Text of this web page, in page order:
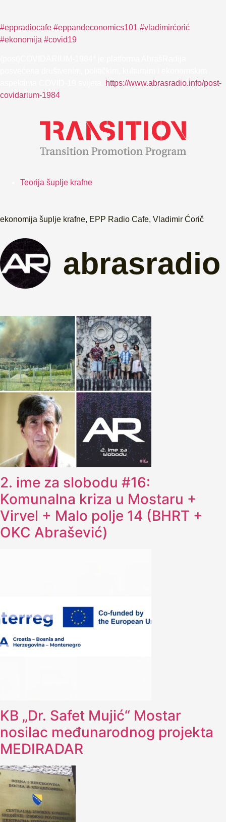
#eppradiocafe #eppandeconomics101 #vladimirćorić
#ekonomija #covid19
https://www.abrasradio.info/post-
covidarium-1984
Teorija šuplje krafne
ekonomija šuplje krafne, EPP Radio Cafe, Vladimir Ćorič
abrasradio
2. ime za slobodu #16:
Komunalna kriza u Mostaru +
Virvel + Malo polje 14 (BHRT +
OKC Abrašević)
KB „Dr. Safet Mujić“ Mostar
nosilac međunarodnog projekta
MEDIRADAR